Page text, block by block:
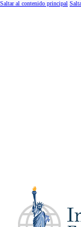
Saltar al contenido principal